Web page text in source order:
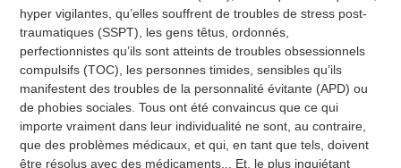
hyper vigilantes, qu’elles souffrent de troubles de stress post-
traumatiques (SSPT), les gens têtus, ordonnés,
perfectionnistes qu’ils sont atteints de troubles obsessionnels
compulsifs (TOC), les personnes timides, sensibles qu’ils
manifestent des troubles de la personnalité évitante (APD) ou
de phobies sociales. Tous ont été convaincus que ce qui
importe vraiment dans leur individualité ne sont, au contraire,
que des problèmes médicaux, et qui, en tant que tels, doivent
être résolus avec des médicaments... Et, le plus inquiétant